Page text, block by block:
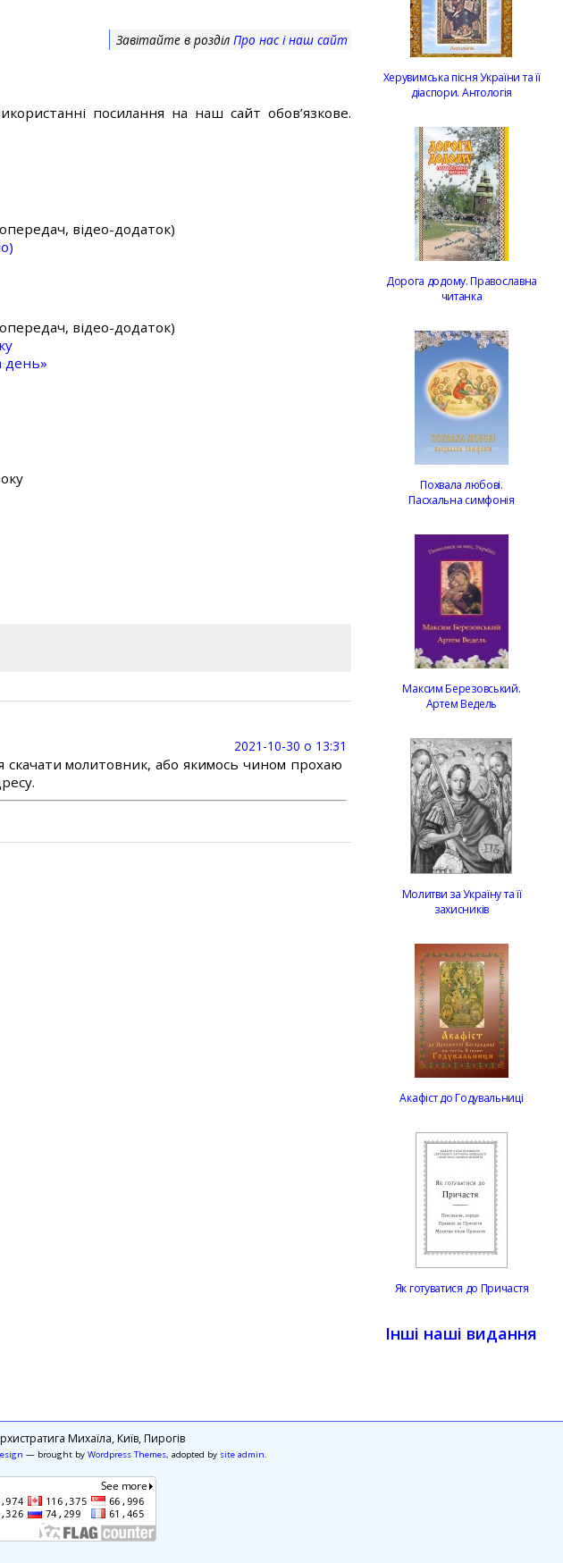
Завітайте в розділ Про нас і наш сайт
посилання на наш сайт обов’язкове.
відео-додаток)
відео-додаток)
день»
2021-10-30 о 13:31
молитовник, або якимось чином прохаю
Херувимська пісня України та її
діаспори. Антологія
Дорога додому. Православна
читанка
Похвала любові.
Пасхальна симфонія
Максим Березовський.
Артем Ведель
Молитви за Україну та її
захисників
Акафіст до Годувальниці
Як готуватися до Причастя
Інші наші видання
Михаїла, Київ, Пирогів
— brought by Wordpress Themes, adopted by site admin.